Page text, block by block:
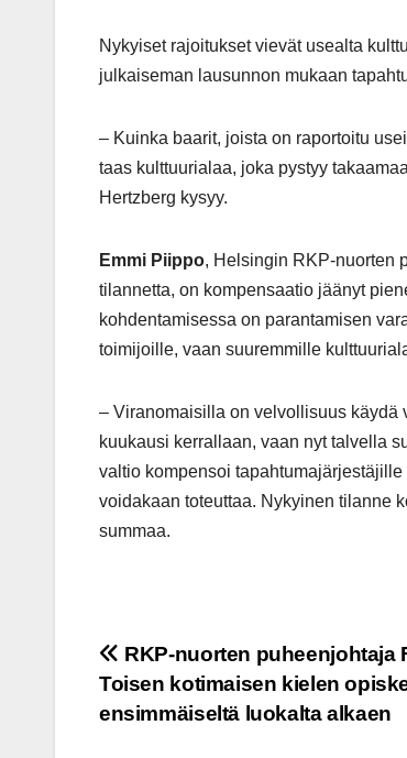
Nykyiset rajoitukset vievät usealta
julkaiseman lausunnon mukaan
– Kuinka baarit, joista on raportoitu
taas kulttuurialaa, joka pystyy
Hertzberg kysyy.
Emmi Piippo, Helsingin RKP-nuorten
tilannetta, on kompensaatio jäänyt
kohdentamisessa on parantamisen
toimijoille, vaan suuremmille
– Viranomaisilla on velvollisuus käydä
kuukausi kerrallaan, vaan nyt talvella
valtio kompensoi
voidakaan toteuttaa. Nykyinen tilanne
summaa.
Post
navigation
RKP-nuorten puheenjohtaja
Toisen kotimaisen kielen
ensimmäiseltä luokalta alkaen